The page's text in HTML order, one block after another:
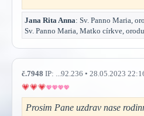
Jana Rita Anna: Sv. Panno Maria,
Sv. Panno Maria, Matko církve,
č.7948 IP: ...92.236 • 28.05.2023
Prosim Pane uzdrav nase